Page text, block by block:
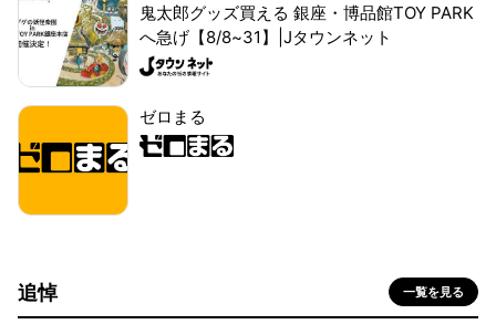
鬼太郎グッズ買える 銀座・博品館TOY PARK
へ急げ【8/8~31】|Jタウンネット
ゼロまる
追悼 一覧を見る